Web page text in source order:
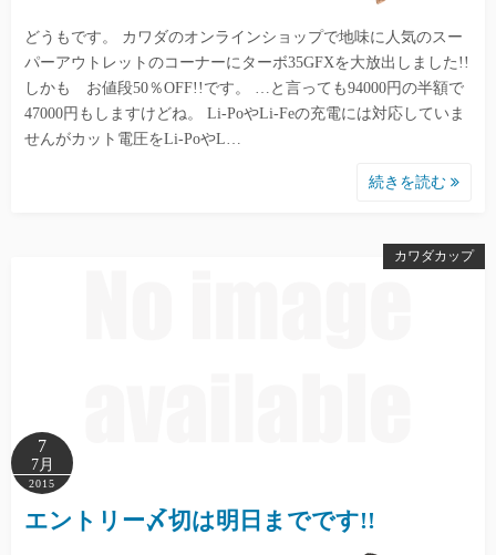
どうもです。 カワダのオンラインショップで地味に人気のスー
パーアウトレットのコーナーにターボ35GFXを大放出しました!!
しかも お値段50％OFF!!です。 …と言っても94000円の半額で
47000円もしますけどね。 Li-PoやLi-Feの充電には対応していま
せんがカット電圧をLi-PoやL…
続きを読む
カワダカップ
7
7月
2015
エントリー〆切は明日までです!!